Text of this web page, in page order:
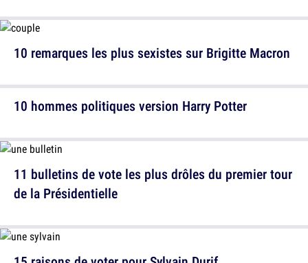
10 remarques les plus sexistes sur Brigitte Macron
11 bulletins de vote les plus drôles du premier tour
de la Présidentielle
10 hommes politiques version Harry Potter